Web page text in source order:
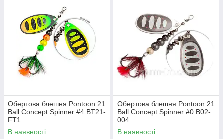
Обертова блешня Pontoon 21
Ball Concept Spinner #4 BT21-
FT1
В наявності
Обертова блешня Pontoon 21
Ball Concept Spinner #0 B02-
004
В наявності